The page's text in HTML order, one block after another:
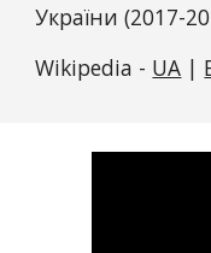
України (2017-
Wikipedia - UA |